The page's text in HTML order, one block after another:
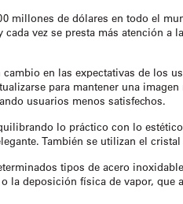
millones de dólares en todo el
vez se presta más atención a
en las expectativas de los
para mantener una imagen
usuarios menos satisfechos.
lo práctico con lo
También se utilizan el
tipos de acero
la deposición física de vapor, que